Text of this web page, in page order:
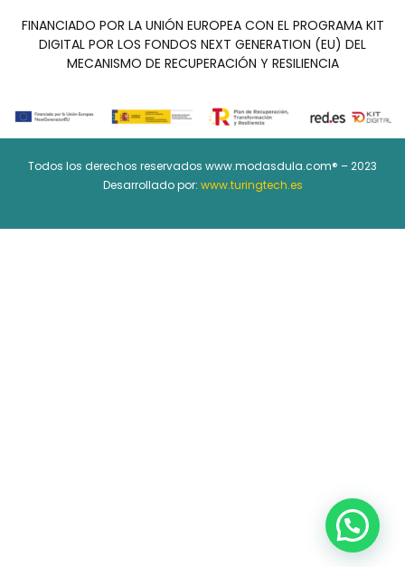
FINANCIADO POR LA UNIÓN EUROPEA CON EL PROGRAMA KIT
DIGITAL POR LOS FONDOS NEXT GENERATION (EU) DEL
MECANISMO DE RECUPERACIÓN Y RESILIENCIA
Todos los derechos reservados www.modasdula.com® – 2023
Desarrollado por: www.turingtech.es